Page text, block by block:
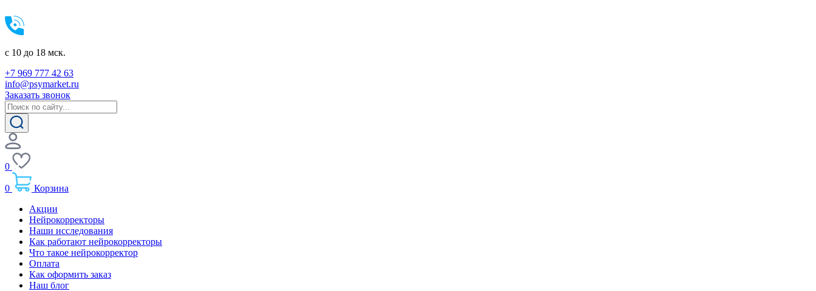
c 10 до 18 мск.
+7 969 777 42 63
info@psymarket.ru
Заказать звонок
0
0
Корзина
Акции
Нейрокорректоры
Наши исследования
Как работают нейрокорректоры
Что такое нейрокорректор
Оплата
Как оформить заказ
Наш блог